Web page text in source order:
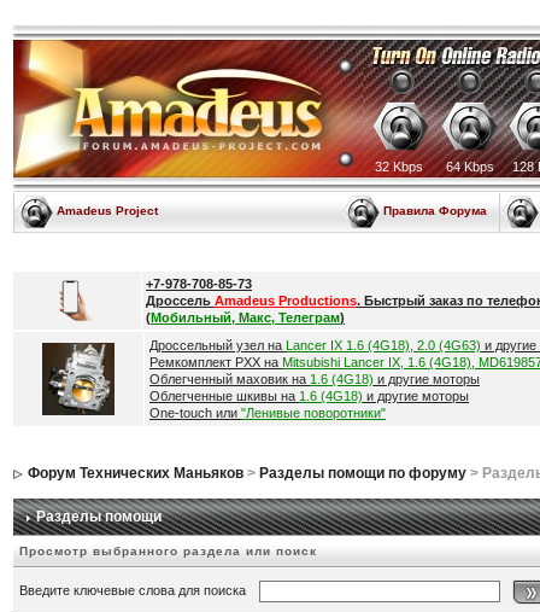
32 Kbps 64 Kbps 128
Amadeus Project Правила Форума
+7-978-708-85-73
Дроссель Amadeus Productions. Быстрый заказ по
(Мобильный, Макс, Телеграм)
Дроссельный узел на Lancer IX 1.6 (4G18), 2.0 (4G63) и
Ремкомплект РХХ на Mitsubishi Lancer IX, 1.6 (4G18),
Облегченный маховик на 1.6 (4G18) и другие моторы
Облегченные шкивы на 1.6 (4G18) и другие моторы
One-touch или "Ленивые поворотники"
Форум Технических Маньяков> Разделы помощи по форуму>
Разделы помощи
Просмотр выбранного раздела или поиск
Введите ключевые слова для поиска